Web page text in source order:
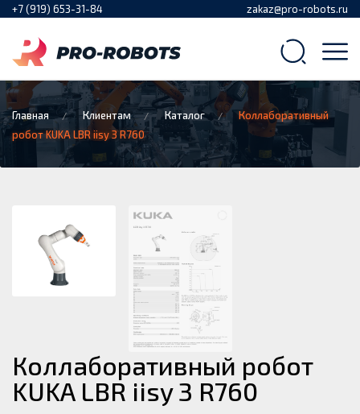
+7 (919) 653-31-84 zakaz@pro-robots.ru
Главная Клиентам Каталог
Коллаборативный
робот KUKA LBR iisy 3 R760
Коллаборативный робот
KUKA LBR iisy 3 R760